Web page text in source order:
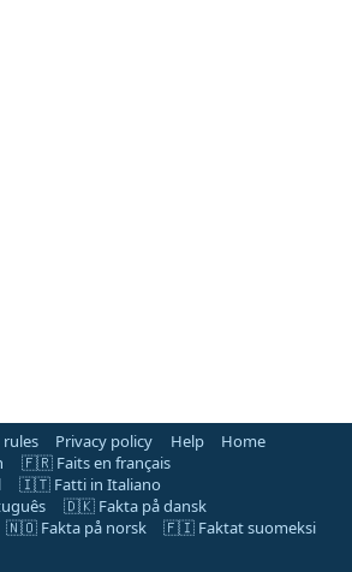
rules Privacy policy Help
Home
🇫🇷 Faits en français
🇮🇹 Fatti in Italiano
🇩🇰 Fakta på dansk
🇳🇴 Fakta på norsk
🇫🇮 Faktat suomeksi